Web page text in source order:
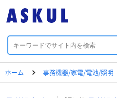
ホーム 事務機器/家電/電池/照明